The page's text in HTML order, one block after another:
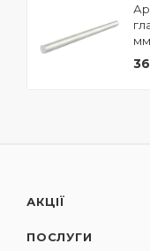
АКЦІЇ
ПОСЛУГИ